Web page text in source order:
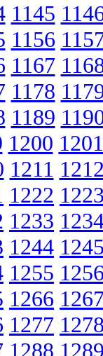
1145
1156
1167
1178
1189
1200 1201
1211
1222
1233
1244
1255
1266
1277
1288